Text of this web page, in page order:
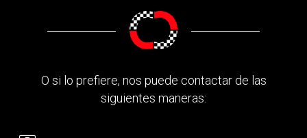
O si lo prefiere, nos puede contactar de las
siguientes maneras: